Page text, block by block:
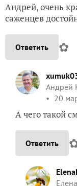
Андрей, очень
саженцев
Ответить ✿
Андрей
20
А чего такой
Ответить